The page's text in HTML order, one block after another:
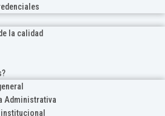
la calidad
Administrativa
institucional